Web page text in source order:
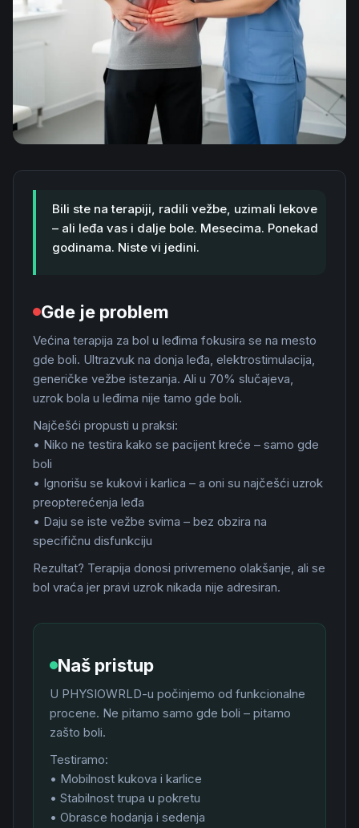
Bili ste na terapiji, radili vežbe, uzimali lekove
– ali leđa vas i dalje bole. Mesecima. Ponekad
godinama. Niste vi jedini.
Gde je problem
Većina terapija za bol u leđima fokusira se na mesto
gde boli. Ultrazvuk na donja leđa, elektrostimulacija,
generičke vežbe istezanja. Ali u 70% slučajeva,
uzrok bola u leđima nije tamo gde boli.
Najčešći propusti u praksi:
• Niko ne testira kako se pacijent kreće – samo gde
boli
• Ignorišu se kukovi i karlica – a oni su najčešći uzrok
preopterećenja leđa
• Daju se iste vežbe svima – bez obzira na
specifičnu disfunkciju
Rezultat? Terapija donosi privremeno olakšanje, ali se
bol vraća jer pravi uzrok nikada nije adresiran.
Naš pristup
U PHYSIOWRLD-u počinjemo od funkcionalne
procene. Ne pitamo samo gde boli – pitamo
zašto boli.
Testiramo:
• Mobilnost kukova i karlice
• Stabilnost trupa u pokretu
• Obrasce hodanja i sedenja